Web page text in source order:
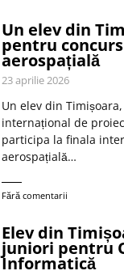
Un elev din
pentru
aerospațială
23 aprilie 2026
Un elev din
internațional de
participa la finala
aerospațială…
Fără comentarii
Elev din
juniori pentru
Informatică